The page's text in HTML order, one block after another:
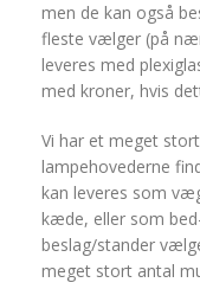
men de kan også
fleste vælger (på
leveres med
med kroner, hvis
Vi har et meget
lampehovederne
kan leveres som
kæde, eller som
beslag/stander
meget stort antal